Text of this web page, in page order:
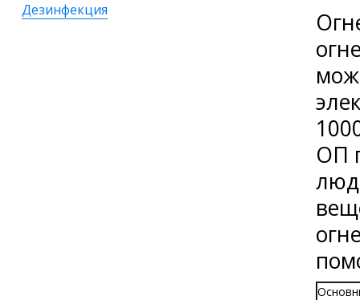
Дезинфекция
ОП